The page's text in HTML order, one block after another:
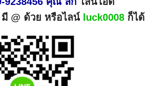
มี @ ด้วย หรือไลน์ luck0008 ก็ได้